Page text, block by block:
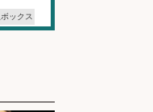
ックス